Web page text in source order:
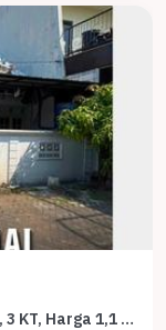
Hunian Favorit di Pedurungan, Semarang, 3 KT, Harga 1,1 Miliar